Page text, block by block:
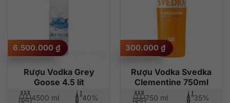
Rượu Vodka Grey
Goose 4.5 lít
6.500.000 ₫
4500 ml 40%
Rượu Vodka Svedka
Clementine 750ml
300.000 ₫
750 ml 35%